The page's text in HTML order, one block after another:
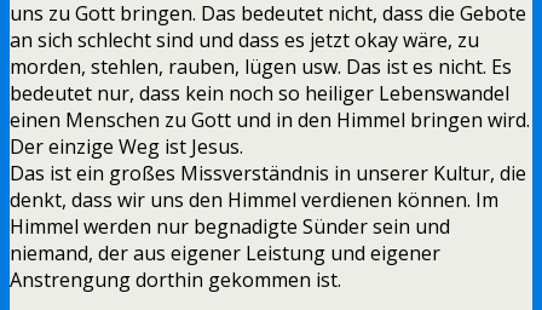
uns zu Gott bringen. Das bedeutet nicht, dass die Gebote
an sich schlecht sind und dass es jetzt okay wäre, zu
morden, stehlen, rauben, lügen usw. Das ist es nicht. Es
bedeutet nur, dass kein noch so heiliger Lebenswandel
einen Menschen zu Gott und in den Himmel bringen wird.
Der einzige Weg ist Jesus.
Das ist ein großes Missverständnis in unserer Kultur, die
denkt, dass wir uns den Himmel verdienen können. Im
Himmel werden nur begnadigte Sünder sein und
niemand, der aus eigener Leistung und eigener
Anstrengung dorthin gekommen ist.